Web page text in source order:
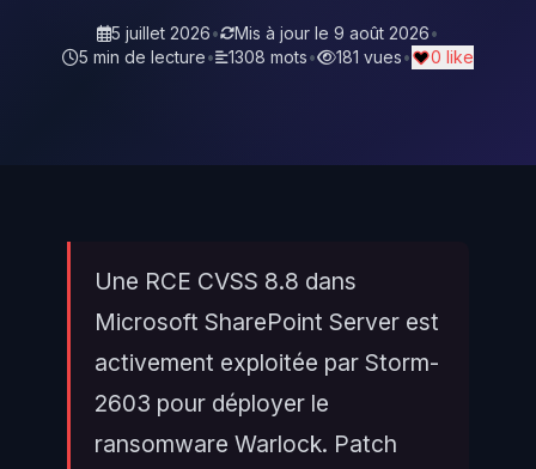
5 juillet 2026• Mis à jour le 9 août 2026•
5 min de lecture• 1308 mots• 181 vues• 0 like
Une RCE CVSS 8.8 dans
Microsoft SharePoint Server est
activement exploitée par Storm-
2603 pour déployer le
ransomware Warlock. Patch